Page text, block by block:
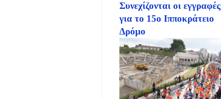
Συνεχίζονται οι εγγραφές
για το 15ο Ιπποκράτειο
Δρόμο